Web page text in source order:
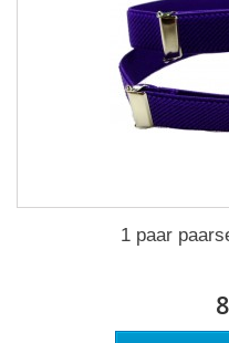
1 paar